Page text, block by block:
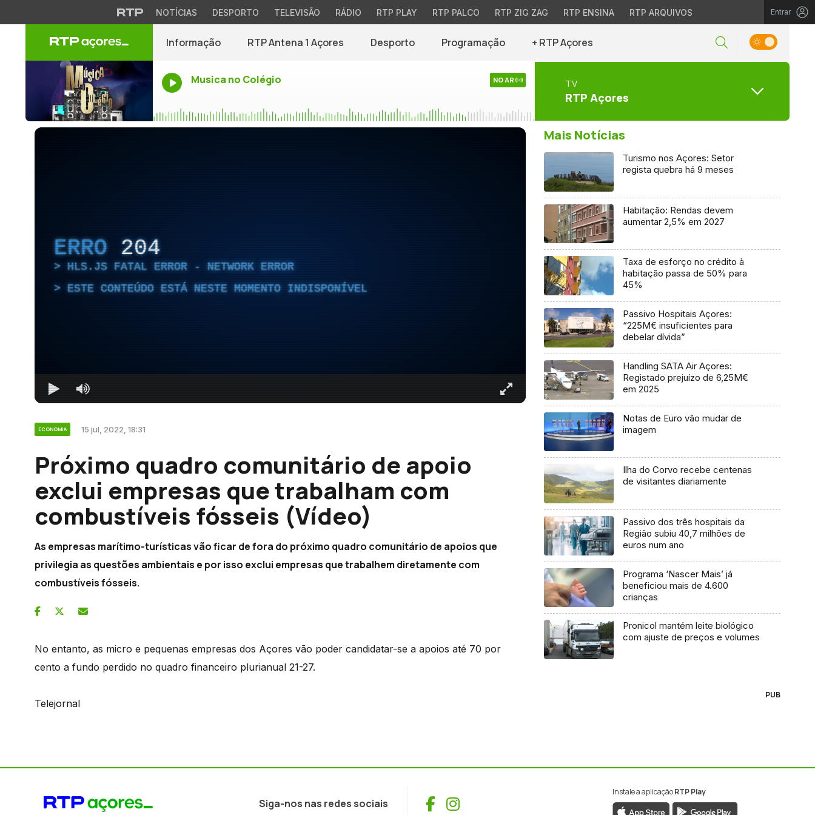
NOTÍCIAS DESPORTO TELEVISÃO RÁDIO RTP PLAY RTP PALCO RTP ZIG ZAG RTP ENSINA RTP ARQUIVOS Entrar
Informação RTP Antena 1 Açores Desporto Programação + RTP Açores
Musica no Colégio NO AR TV
RTP Açores
ERRO 204
HLS.JS FATAL ERROR - NETWORK ERROR
ESTE CONTEÚDO ESTÁ NESTE MOMENTO INDISPONÍVEL
ECONOMIA 15 jul, 2022, 18:31
Próximo quadro comunitário de apoio
exclui empresas que trabalham com
combustíveis fósseis (Vídeo)
As empresas marítimo-turísticas vão ficar de fora do próximo quadro comunitário de apoios que
privilegia as questões ambientais e por isso exclui empresas que trabalhem diretamente com
combustíveis fósseis.
No entanto, as micro e pequenas empresas dos Açores vão poder candidatar-se a apoios até 70 por
cento a fundo perdido no quadro financeiro plurianual 21-27.
Telejornal
Mais Notícias
Turismo nos Açores: Setor
regista quebra há 9 meses
Habitação: Rendas devem
aumentar 2,5% em 2027
Taxa de esforço no crédito à
habitação passa de 50% para
45%
Passivo Hospitais Açores:
“225M€ insuficientes para
debelar dívida”
Handling SATA Air Açores:
Registado prejuízo de 6,25M€
em 2025
Notas de Euro vão mudar de
imagem
Ilha do Corvo recebe centenas
de visitantes diariamente
Passivo dos três hospitais da
Região subiu 40,7 milhões de
euros num ano
Programa ‘Nascer Mais’ já
beneficiou mais de 4.600
crianças
Pronicol mantém leite biológico
com ajuste de preços e volumes
PUB
Siga-nos nas redes sociais Facebook
Instagram
Instale a aplicaçãoRTP Play